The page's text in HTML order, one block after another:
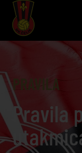
PRAVILA
Pravila